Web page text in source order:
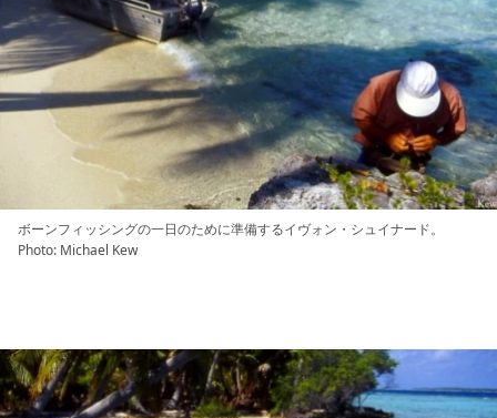
ボーンフィッシングの一日のために準備するイヴォン・シュイナード。
Photo: Michael Kew